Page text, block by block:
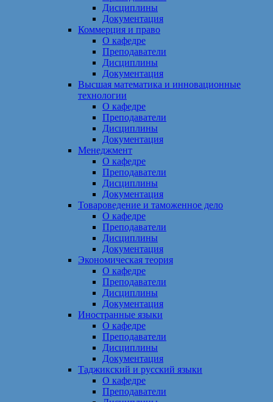
Дисциплины
Документация
Коммерция и право
О кафедре
Преподаватели
Дисциплины
Документация
Высшая математика и инновационные
технологии
О кафедре
Преподаватели
Дисциплины
Документация
Менеджмент
О кафедре
Преподаватели
Дисциплины
Документация
Товароведение и таможенное дело
О кафедре
Преподаватели
Дисциплины
Документация
Экономическая теория
О кафедре
Преподаватели
Дисциплины
Документация
Иностранные языки
О кафедре
Преподаватели
Дисциплины
Документация
Таджикский и русский языки
О кафедре
Преподаватели